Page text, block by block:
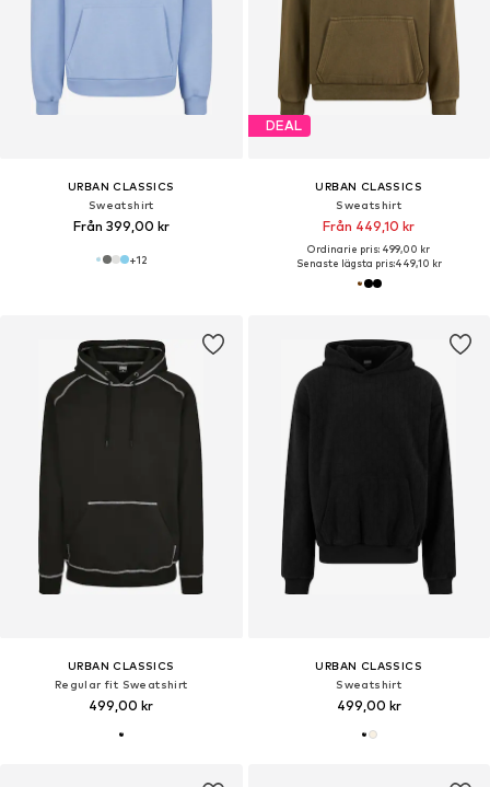
URBAN CLASSICS
Sweatshirt
Från 399,00 kr
+12
DEAL
URBAN CLASSICS
Sweatshirt
Från 449,10 kr
Ordinarie pris: 499,00 kr
Senaste lägsta pris:449,10 kr
URBAN CLASSICS
Regular fit Sweatshirt
499,00 kr
URBAN CLASSICS
Sweatshirt
499,00 kr